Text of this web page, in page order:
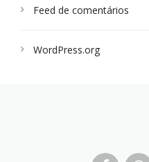
Feed de comentários
WordPress.org